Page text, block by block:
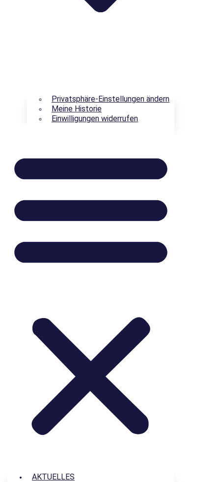
Privatsphäre-Einstellungen ändern
Meine Historie
Einwilligungen widerrufen
AKTUELLES